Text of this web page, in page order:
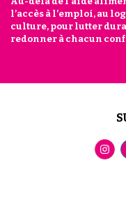
l’accès à l’emploi, au
culture, pour lutter
redonner à chacun